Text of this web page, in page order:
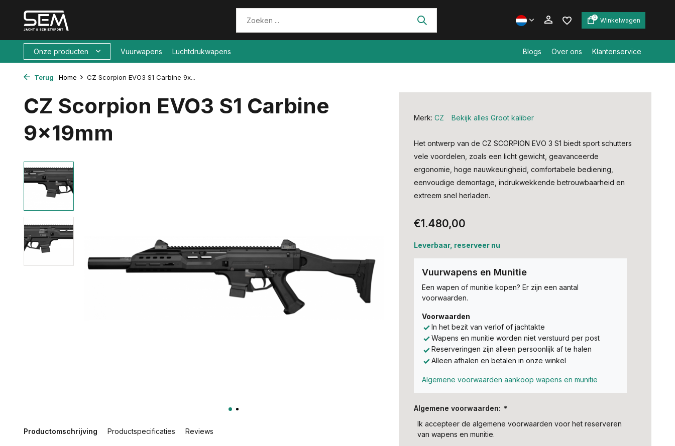
0 Winkelwagen
Onze producten Vuurwapens Luchtdrukwapens Blogs Over ons Klantenservice
Terug Home CZ Scorpion EVO3 S1 Carbine 9x...
CZ Scorpion EVO3 S1 Carbine
9x19mm
Productomschrijving Productspecificaties Reviews
Merk: CZ Bekijk alles Groot kaliber
Het ontwerp van de CZ SCORPION EVO 3 S1 biedt sport schutters
vele voordelen, zoals een licht gewicht, geavanceerde
ergonomie, hoge nauwkeurigheid, comfortabele bediening,
eenvoudige demontage, indrukwekkende betrouwbaarheid en
extreem snel herladen.
€1.480,00
Leverbaar, reserveer nu
Vuurwapens en Munitie
Een wapen of munitie kopen? Er zijn een aantal
voorwaarden.
Voorwaarden
In het bezit van verlof of jachtakte
Wapens en munitie worden niet verstuurd per post
Reserveringen zijn alleen persoonlijk af te halen
Alleen afhalen en betalen in onze winkel
Algemene voorwaarden aankoop wapens en munitie
Algemene voorwaarden: *
Ik accepteer de algemene voorwaarden voor het reserveren
van wapens en munitie.